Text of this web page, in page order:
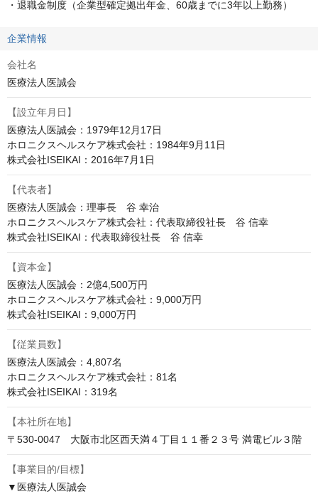
・退職金制度（企業型確定拠出年金、60歳までに3年以上勤務）
企業情報
会社名
医療法人医誠会
【設立年月日】
医療法人医誠会：1979年12月17日
ホロニクスヘルスケア株式会社：1984年9月11日
株式会社ISEIKAI：2016年7月1日
【代表者】
医療法人医誠会：理事長　谷 幸治
ホロニクスヘルスケア株式会社：代表取締役社長　谷 信幸
株式会社ISEIKAI：代表取締役社長　谷 信幸
【資本金】
医療法人医誠会：2億4,500万円
ホロニクスヘルスケア株式会社：9,000万円
株式会社ISEIKAI：9,000万円
【従業員数】
医療法人医誠会：4,807名
ホロニクスヘルスケア株式会社：81名
株式会社ISEIKAI：319名
【本社所在地】
〒530-0047　大阪市北区西天満４丁目１１番２３号 満電ビル３階
【事業目的/目標】
▼医療法人医誠会